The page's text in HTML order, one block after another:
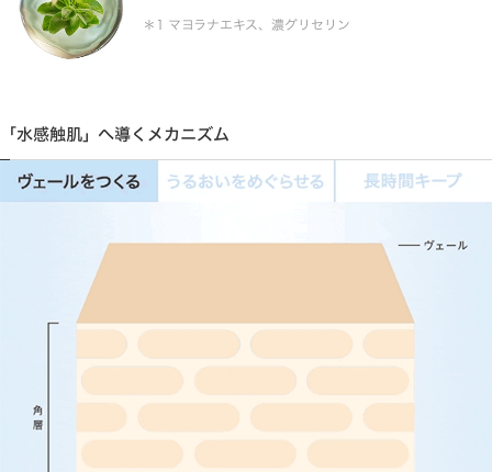
マヨラナエキス、濃グリセリン
「水感触肌」へ導くメカニズム